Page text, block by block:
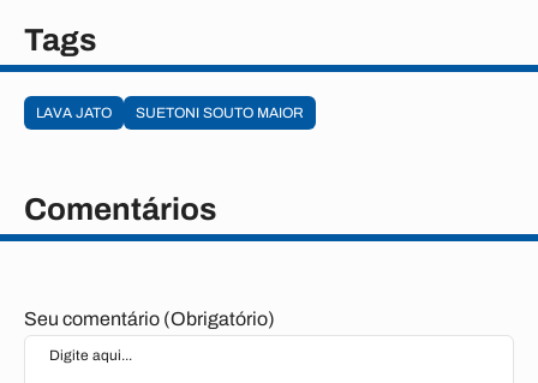
Tags
LAVA JATO SUETONI SOUTO MAIOR
Comentários
Seu comentário (Obrigatório)